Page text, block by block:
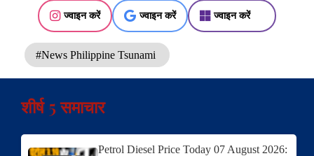
ज्वाइन करें ज्वाइन करें ज्वाइन करें
#News Philippine Tsunami
शीर्ष 5 समाचार
Petrol Diesel Price Today 07 August 2026: